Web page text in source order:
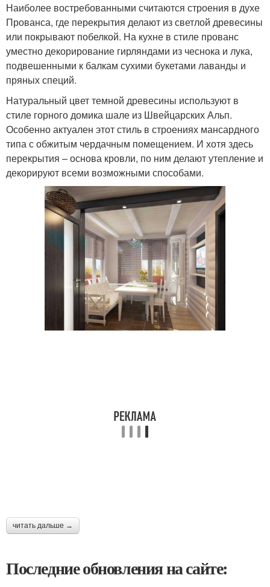
Наиболее востребованными считаются строения в духе
Прованса, где перекрытия делают из светлой древесины
или покрывают побелкой. На кухне в стиле прованс
уместно декорирование гирляндами из чеснока и лука,
подвешенными к балкам сухими букетами лаванды и
пряных специй.
Натуральный цвет темной древесины используют в
стиле горного домика шале из Швейцарских Альп.
Особенно актуален этот стиль в строениях мансардного
типа с обжитым чердачным помещением. И хотя здесь
перекрытия – основа кровли, по ним делают утепление и
декорируют всеми возможными способами.
читать дальше →
Последние обновления на сайте: